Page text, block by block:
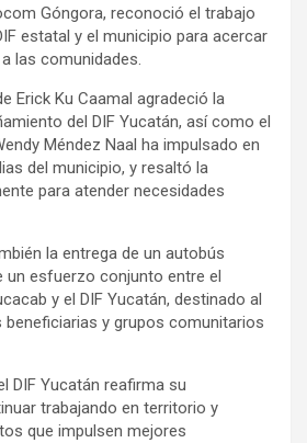
Góngora, reconoció el trabajo
estatal y el municipio para acercar
las comunidades.
Erick Ku Caamal agradeció la
del DIF Yucatán, así como el
Méndez Naal ha impulsado en
del municipio, y resaltó la
para atender necesidades
la entrega de un autobús
un esfuerzo conjunto entre el
y el DIF Yucatán, destinado al
y grupos comunitarios
DIF Yucatán reafirma su
trabajando en territorio y
que impulsen mejores